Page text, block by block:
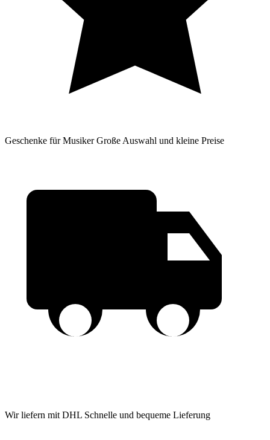
Geschenke für Musiker Große Auswahl und kleine Preise
Wir liefern mit DHL Schnelle und bequeme Lieferung